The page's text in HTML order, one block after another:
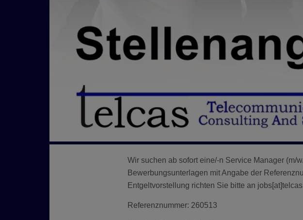
Wir suchen ab sofort eine/-n Service Manager (m/
Bewerbungsunterlagen mit Angabe der
Entgeltvorstellung richten Sie bitte an
Referenznummer: 260513